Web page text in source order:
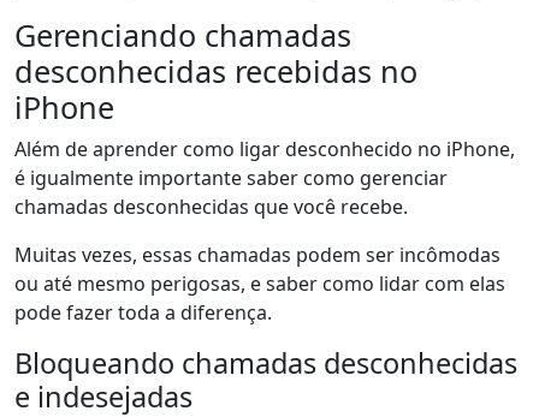
Gerenciando chamadas
desconhecidas recebidas no
iPhone
Além de aprender como ligar desconhecido no iPhone,
é igualmente importante saber como gerenciar
chamadas desconhecidas que você recebe.
Muitas vezes, essas chamadas podem ser incômodas
ou até mesmo perigosas, e saber como lidar com elas
pode fazer toda a diferença.
Bloqueando chamadas desconhecidas
e indesejadas